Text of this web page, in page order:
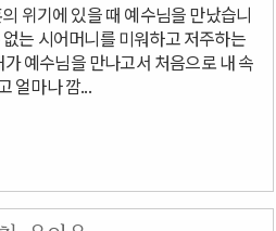
위기에 있을 때 예수님을 만났습니
는 시어머니를 미워하고 저주하는
예수님을 만나고서 처음으로 내 속
얼마나 깜...